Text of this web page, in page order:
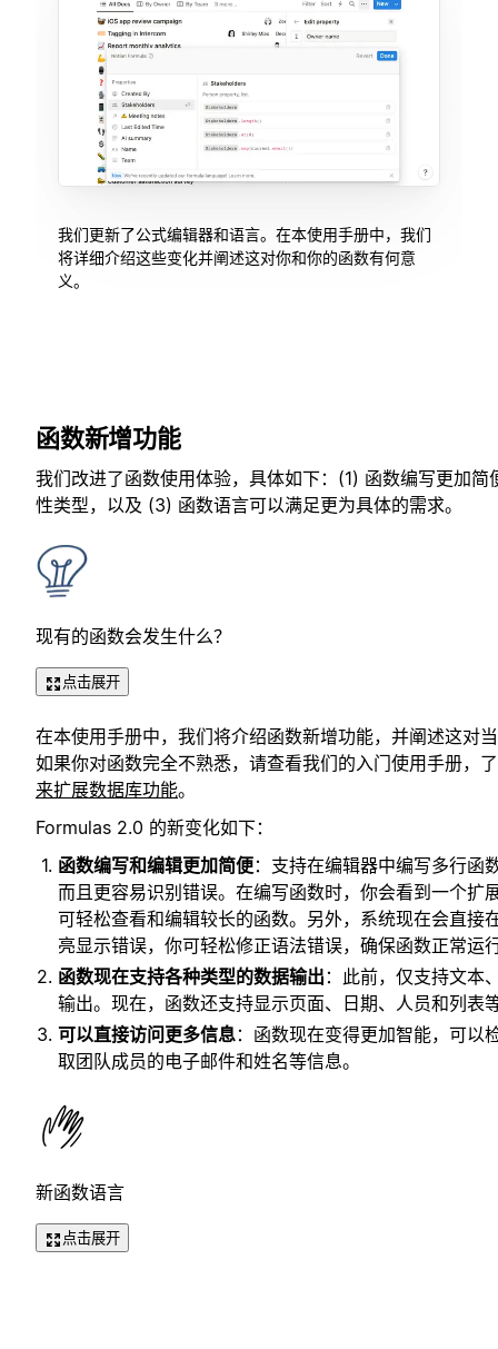
我们更新了公式编辑器和语言。在本使用手册中，我们
将详细介绍这些变化并阐述这对你和你的函数有何意
义。
函数新增功能
我们改进了函数使用体验，具体如下：(1) 函数编写更加
性类型，以及 (3) 函数语言可以满足更为具体的需求。
现有的函数会发生什么？
点击展开
在本使用手册中，我们将介绍函数新增功能，并阐述这对
如果你对函数完全不熟悉，请查看我们的入门使用手册，
来扩展数据库功能。
Formulas 2.0 的新变化如下：
函数编写和编辑更加简便：支持在编辑器中编写多行函
而且更容易识别错误。在编写函数时，你会看到一个扩
可轻松查看和编辑较长的函数。另外，系统现在会直接
亮显示错误，你可轻松修正语法错误，确保函数正常运
函数现在支持各种类型的数据输出 ：此前，仅支持文本
输出。现在，函数还支持显示页面、日期、人员和列表
可以直接访问更多信息：函数现在变得更加智能，可以
取团队成员的电子邮件和姓名等信息。
新函数语言
点击展开